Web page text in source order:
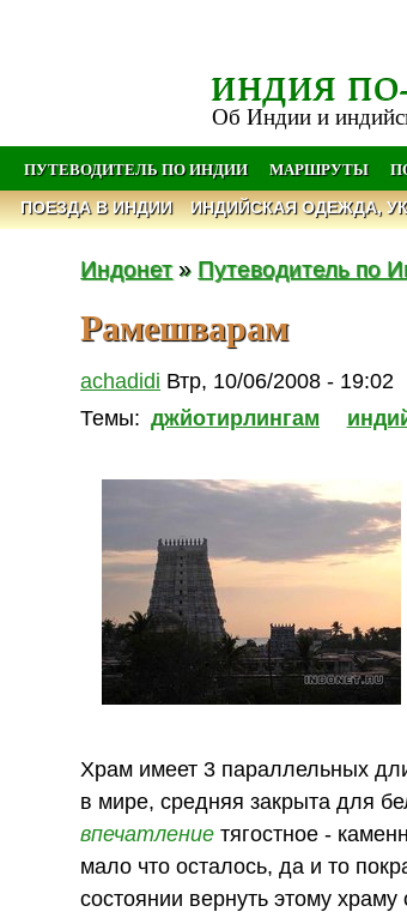
ИНДИЯ
Об Индии и
ПУТЕВОДИТЕЛЬ ПО ИНДИИ МАРШРУТЫ
ПОЕЗДА В ИНДИИ ИНДИЙСКАЯ ОДЕЖДА,
Индонет» Путеводитель по
Рамешварам
achadidi Втр, 10/06/2008 - 19:02
Темы: джйотирлингам
Храм имеет 3 параллельных
в мире, средняя закрыта для
впечатление тягостное -
мало что осталось, да и то
состоянии вернуть этому